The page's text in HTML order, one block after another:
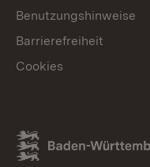
Link zum Landesportal
Benutzungshinweise
Barrierefreiheit
Cookies